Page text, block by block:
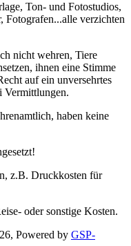
Ton- und Fotostudios,
Fotografen...alle verzichten
nicht wehren, Tiere
ihnen eine Stimme
auf ein unversehrtes
Vermittlungen.
haben keine
z.B. Druckkosten für
oder sonstige Kosten.
Powered by GSP-